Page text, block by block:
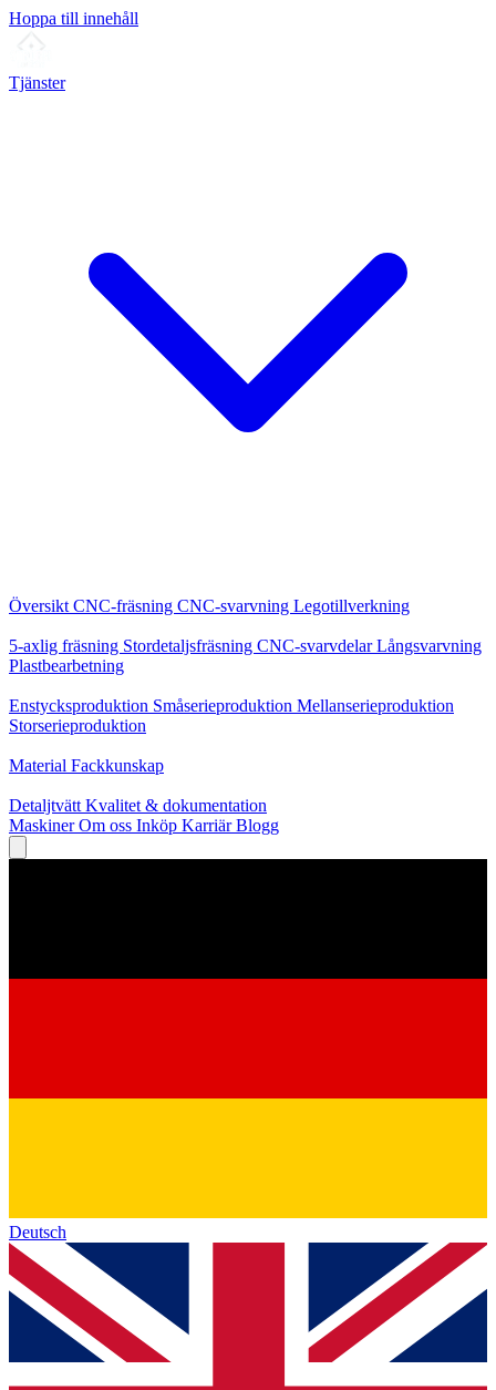
Hoppa till innehåll
Tjänster
Översikt CNC-fräsning CNC-svarvning Legotillverkning
5-axlig fräsning Stordetaljsfräsning CNC-svarvdelarLångsvarvning
Plastbearbetning
Enstycksproduktion Småserieproduktion Mellanserieproduktion
Storserieproduktion
Material Fackkunskap
Detaljtvätt Kvalitet & dokumentation
MaskinerOm oss Inköp KarriärBlogg
Deutsch